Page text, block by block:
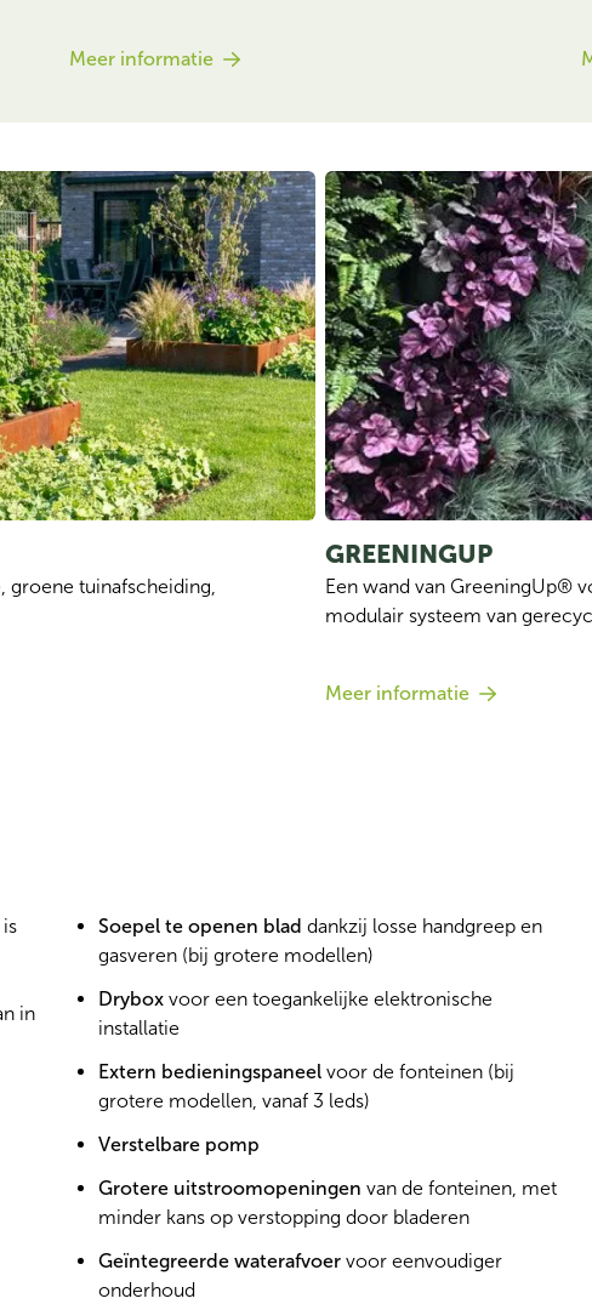
Meer informatie
groene tuinafscheiding,
GREENINGUP
Een wand van GreeningUp®
modulair systeem van
Meer informatie
in
Soepel te openen blad dankzij losse handgreep en
gasveren (bij grotere modellen)
Drybox voor een toegankelijke elektronische
installatie
Extern bedieningspaneel voor de fonteinen (bij
grotere modellen, vanaf 3 leds)
Verstelbare pomp
Grotere uitstroomopeningen van de fonteinen, met
minder kans op verstopping door bladeren
Geïntegreerde waterafvoer voor eenvoudiger
onderhoud